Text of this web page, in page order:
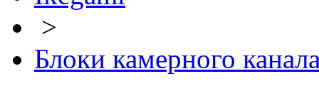
>
Блоки камерного